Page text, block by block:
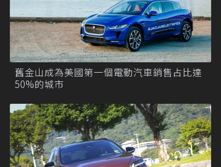
舊金山成為美國第一個電動汽車銷售占比達
50%的城市